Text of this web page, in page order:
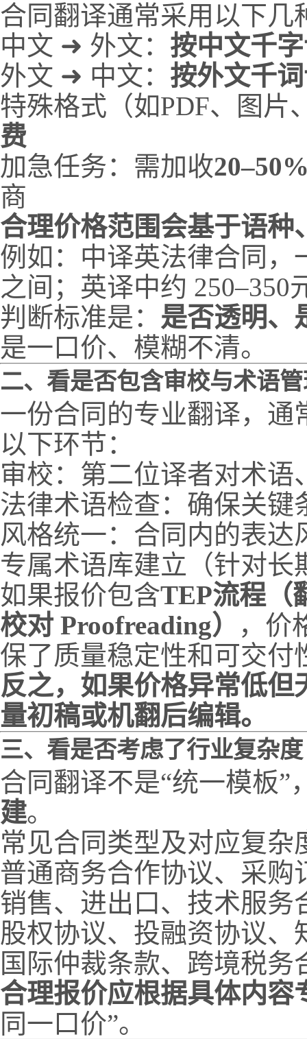
合同翻译通常采用以下几
中文 ➜ 外文： 按中文千
外文 ➜ 中文： 按外文千
特殊格式（如PDF、图片
费
加急任务：需加收
商
合理价格范围会基于语种
例如：中译英法律合同，
之间；英译中约 250–350
判断标准是： 是否透明、
是一口价、模糊不清。
二、看是否包含审校与术语
一份合同的专业翻译，通
以下环节：
审校：第二位译者对术语
法律术语检查：确保关键
风格统一：合同内的表
专属术语库建立（针对长
如果报价包含TEP流程（
校对 Proofreading）
，价
保了质量稳定性和可交付
反之，如果价格异常低
量初稿或机翻后编辑。
三、看是否考虑了行业复杂度
合同翻译不是“统一模板”
建。
常见合同类型及对应复杂
普通商务合作协议、采购
销售、进出口、技术服务
股权协议、投融资协议、
国际仲裁条款、跨境税
合理报价应根据具体内容
同一口价”。